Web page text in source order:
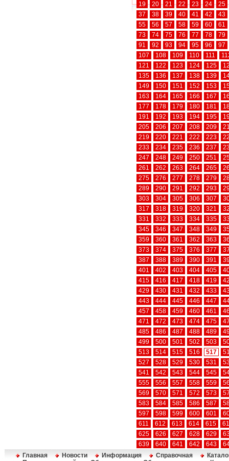
19
20 21 22 23 24
25
37
38 39 40 41 42
43
55
56 57 58 59 60
61
73
74 75 76 77 78
79
91
92 93 94 95 96
97
107
108 109 110 111
121
122 123 124 125
135
136 137 138 139
149
150 151 152 153
163
164 165 166 167
177
178 179 180 181
191
192 193 194 195
205
206 207 208 209
219
220 221 222 223
233
234 235 236 237
247
248 249 250 251
261
262 263 264 265
275
276 277 278 279
289
290 291 292 293
303
304 305 306 307
317
318 319 320 321
331
332 333 334 335
345
346 347 348 349
359
360 361 362 363
373
374 375 376 377
387
388 389 390 391
401
402 403 404 405
415
416 417 418 419
429
430 431 432 433
443
444 445 446 447
457
458 459 460 461
471
472 473 474 475
485
486 487 488 489
499
500 501 502 503
513
514 515 516 517
527
528 529 530 531
541
542 543 544 545
555
556 557 558 559
569
570 571 572 573
583
584 585 586 587
597
598 599 600 601
611
612 613 614 615
625
626 627 628 629
639
640 641 642 643
Главная
Новости Информация Справочная